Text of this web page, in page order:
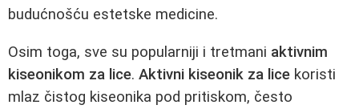
budućnošću estetske medicine.
Osim toga, sve su popularniji i tretmani aktivnim
kiseonikom za lice. Aktivni kiseonik za lice koristi
mlaz čistog kiseonika pod pritiskom, često